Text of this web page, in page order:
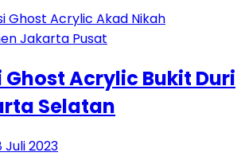
Ghost Acrylic Bukit Duri
Selatan
Juli 2023